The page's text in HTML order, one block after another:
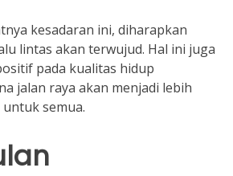
kesadaran ini, diharapkan
lintas akan terwujud. Hal ini juga
pada kualitas hidup
jalan raya akan menjadi lebih
semua.